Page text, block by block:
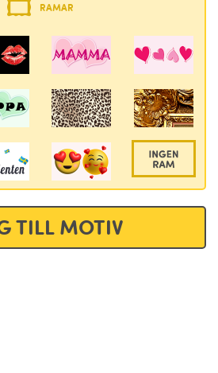
RAMAR
TILL MOTIV